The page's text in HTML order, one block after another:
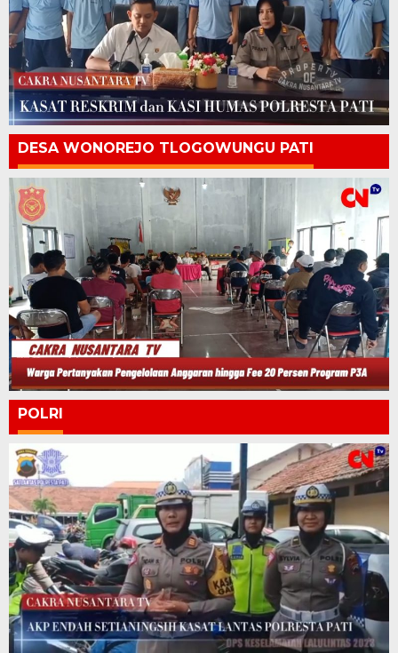
DESA WONOREJO TLOGOWUNGU PATI
POLRI